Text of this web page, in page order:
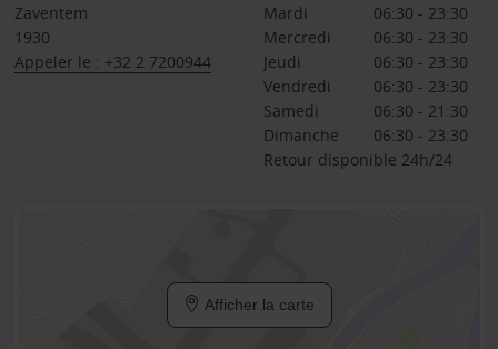
Zaventem
1930
Appeler le : +32 2 7200944
Mardi
06:30 - 23:30
Mercredi
06:30 - 23:30
Jeudi
06:30 - 23:30
Vendredi
06:30 - 23:30
Samedi
06:30 - 21:30
Dimanche
06:30 - 23:30
Retour disponible 24h/24
Afficher la carte